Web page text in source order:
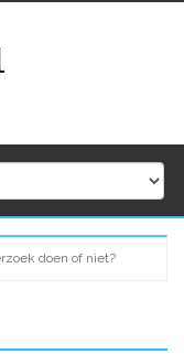
doen of niet?